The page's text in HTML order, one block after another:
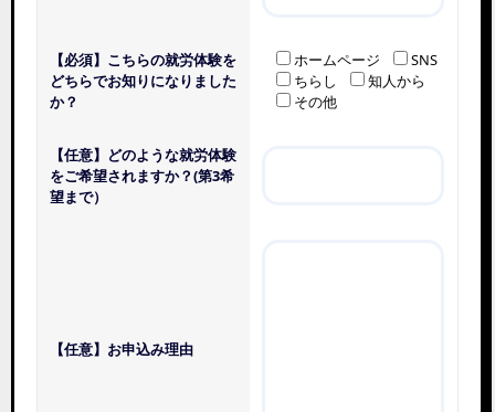
【必須】 こちらの就労体験を
どちらでお知りになりました
か？
ホームページ
SNS
ちらし
知人から
その他
【任意】 どのような就労体験
をご希望されますか？(第3希
望まで）
【任意】 お申込み理由